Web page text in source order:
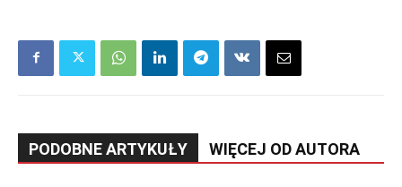
PODOBNE ARTYKUŁY WIĘCEJ OD AUTORA